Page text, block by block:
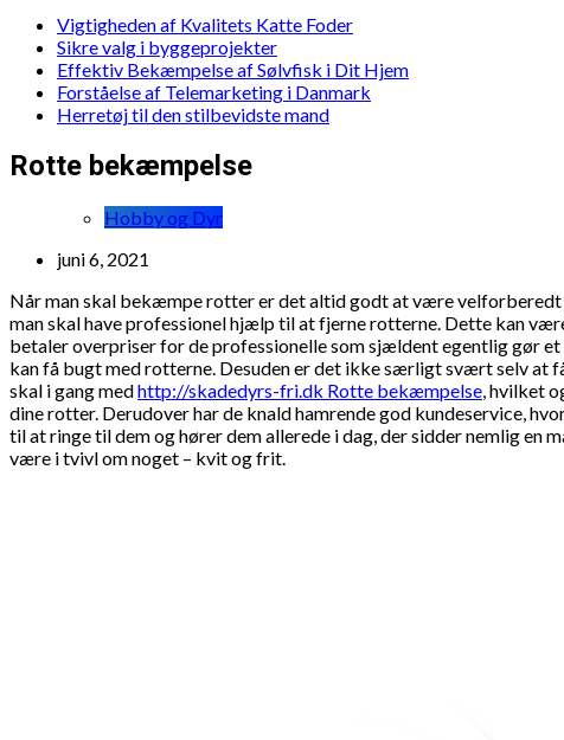
Vigtigheden af Kvalitets Katte Foder
Sikre valg i byggeprojekter
Effektiv Bekæmpelse af Sølvfisk i Dit Hjem
Forståelse af Telemarketing i Danmark
Herretøj til den stilbevidste mand
Rotte bekæmpelse
Hobby og Dyr
juni 6, 2021
Når man skal bekæmpe rotter er det altid godt at være velforberedt
man skal have professionel hjælp til at fjerne rotterne. Dette kan
betaler overpriser for de professionelle som sjældent egentlig gør
kan få bugt med rotterne. Desuden er det ikke særligt svært selv at
skal i gang medhttp://skadedyrs-fri.dk Rotte bekæmpelse , hvilket
dine rotter. Derudover har de knald hamrende god kundeservice,
til at ringe til dem og hører dem allerede i dag, der sidder nemlig en
være i tvivl om noget – kvit og frit.